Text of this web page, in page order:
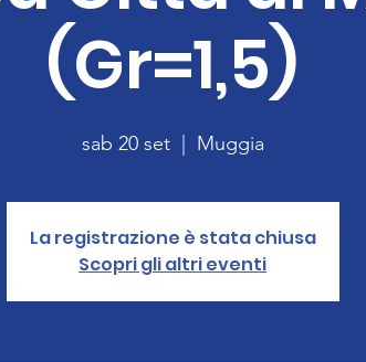
(Gr=1,5)
sab 20 set
  |
Muggia
La registrazione è stata chiusa
Scopri gli altri eventi